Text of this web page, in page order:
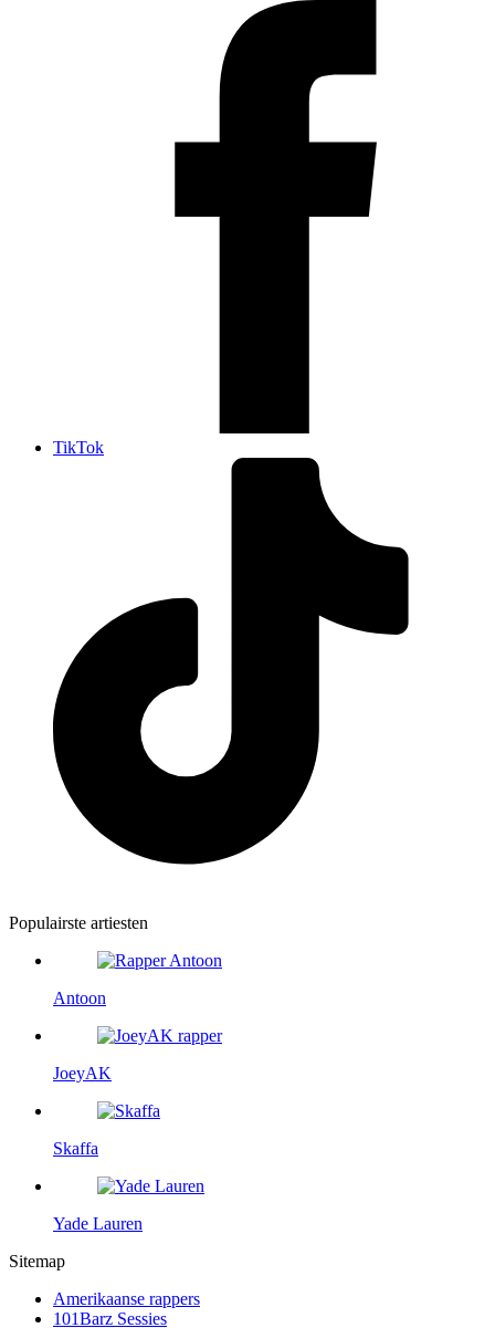
TikTok
Populairste artiesten
Antoon
JoeyAK
Skaffa
Yade Lauren
Sitemap
Amerikaanse rappers
101Barz Sessies